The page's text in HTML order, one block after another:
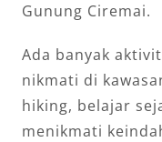
Gunung Ciremai.
Ada banyak
nikmati di
hiking, belajar
menikmati